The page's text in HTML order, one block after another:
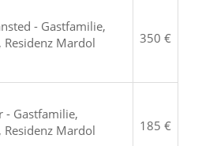
- Gastfamilie,
Residenz Mardol
350 €
- Gastfamilie,
Residenz Mardol
185 €